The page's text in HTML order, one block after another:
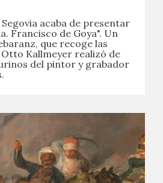
acaba de presentar
Francisco de Goya". Un
que recoge las
Kallmeyer realizó de
del pintor y grabador